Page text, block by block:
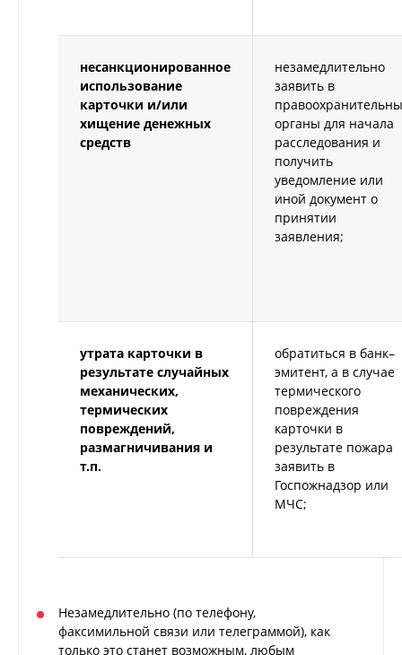
несанкционированное
использование
карточки и/или
хищение денежных
средств
незамедлительно
заявить в
органы для начала
расследования и
получить
уведомление или
иной документ о
принятии
заявления;
утрата карточки в
результате случайных
механических,
термических
повреждений,
размагничивания и
т.п.
обратиться в банк–
эмитент, а в случае
термического
повреждения
карточки в
результате пожара
заявить в
Госпожнадзор или
МЧС;
Незамедлительно (по телефону,
факсимильной связи или телеграммой), как
только это станет возможным, любым
Ниже Вы можете ознакомиться с
информацией об обработке
файлов cookie на сайте
www.kupala.by (далее – Сайт) и при
настройки файлов cookie. Сайт
запоминает Ваш выбор настроек
на 1 год. По окончании этого
файлов cookie (в т.ч. отозвать
согласие) в любое время в
интерфейсе Сайта путем перехода
по ссылке в нижней части
страницы Сайта «Персональные
настройки файлов cookie». Перед
тем как совершить выбор
использования файлов cookie Вы
обработки файлов cookie.
Технические/функциональные
cookie